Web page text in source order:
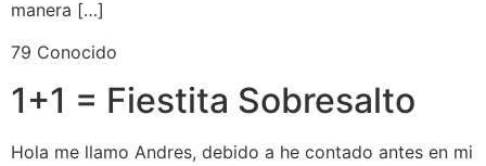
manera […]
79 Conocido
1+1 = Fiestita Sobresalto
Hola me llamo Andres, debido a he contado antes en mi